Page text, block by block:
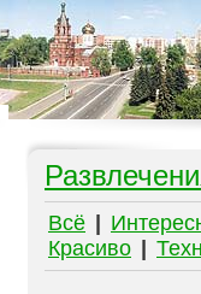
Всё
Красиво